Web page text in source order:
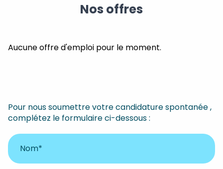
Nos offres
Aucune offre d'emploi pour le moment.
Pour nous soumettre votre candidature spontanée ,
complétez le formulaire ci-dessous :